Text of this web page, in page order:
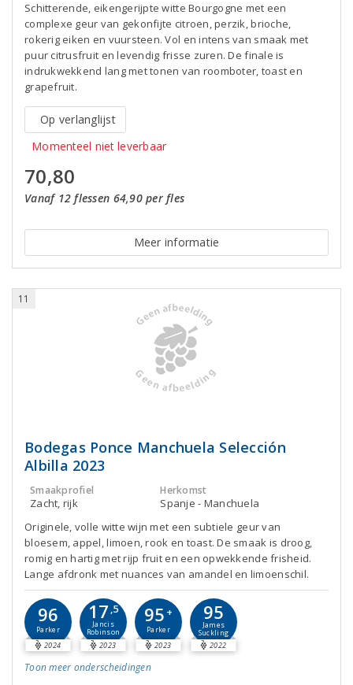
Schitterende, eikengerijpte witte Bourgogne met een
complexe geur van gekonfijte citroen, perzik, brioche,
rokerig eiken en vuursteen. Vol en intens van smaak met
puur citrusfruit en levendig frisse zuren. De finale is
indrukwekkend lang met tonen van roomboter, toast en
grapefruit.
Op verlanglijst
Momenteel niet leverbaar
70,80
Vanaf 12 flessen 64,90 per fles
Meer informatie
11
Bodegas Ponce Manchuela Selección
Albilla 2023
Smaakprofiel
Zacht, rijk
Herkomst
Spanje - Manchuela
Originele, volle witte wijn met een subtiele geur van
bloesem, appel, limoen, rook en toast. De smaak is droog,
romig en hartig met rijp fruit en een opwekkende frisheid.
Lange afdronk met nuances van amandel en limoenschil.
96
Parker
2024
17,5
Jancis
Robinson
2023
95 +
Parker
2023
95
James
Suckling
2022
Toon meer onderscheidingen